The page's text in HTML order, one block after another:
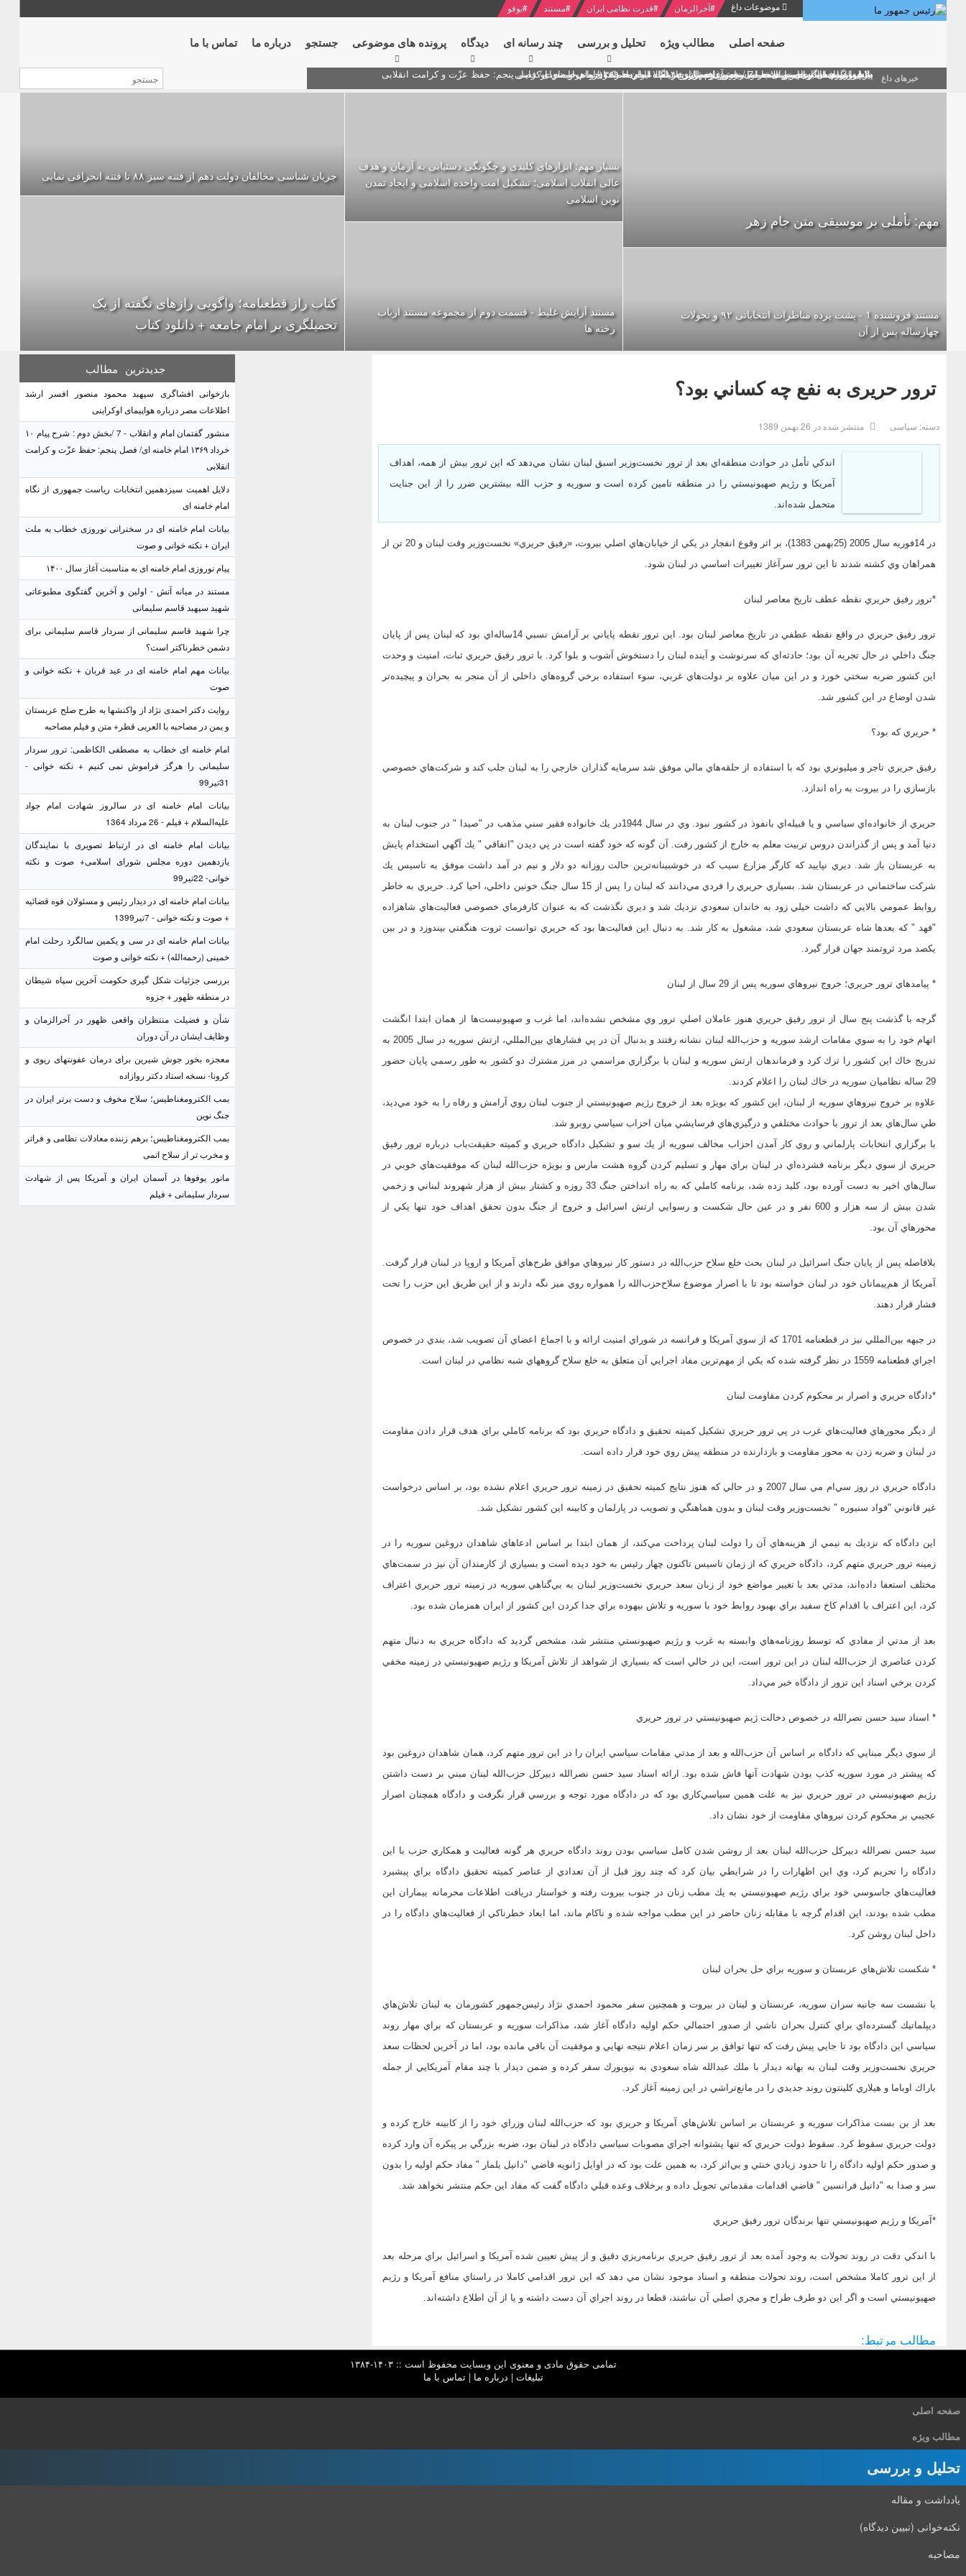
موضوعات داغ #آخرالزمان #قدرت نظامی ایران #مستند #یوفو
صفحه اصلی مطالب ویژه تحلیل و بررسی چند رسانه ای دیدگاه‌ پرونده های موضوعی جستجو درباره ما تماس با ما
خبرهای داغ منشور گفتمان امام و انقلاب - 7 /بخش دوم : شرح پیام ۱۰ خرداد ۱۳۶۹ امام خامنه ای/ فصل پنجم: حفظ عزّت و کرامت انقلابی
بازخوانی افشاگری سپهبد محمود منصور افسر ارشد اطلاعات مصر درباره هواپیمای اوکراینی
دلایل اهمیت سیزدهمین انتخابات ریاست جمهوری از نگاه امام خامنه ای
بیانات امام خامنه ای در سخنرانی نوروزی خطاب به ملت ایران + نکته خوانی و صوت
پیام نوروزی امام خامنه ای به مناسبت آغاز سال ۱۴۰۰
مهم: تأملی بر موسیقی متن جام زهر
مستند فروشنده 1 - پشت پرده مناظرات انتخاباتی ۹۲ و تحولات
چهارساله پس از آن
بسیار مهم: ابزارهای کلیدی و چگونگی دستیابی به آرمان و هدف
عالی انقلاب اسلامی؛ تشکیل امت واحده‌ اسلامی و ایجاد تمدن
نوین اسلامی
مستند آرایش غلیظ - قسمت دوم از مجموعه مستند ارباب
رخنه ها
جریان شناسی مخالفان دولت دهم از فتنه سبز ۸۸ تا فتنه انحرافی نمایی
کتاب راز قطعنامه؛ واگویی رازهای نگفته از یک
تحمیلگری بر امام جامعه + دانلود کتاب
ترور حریری به نفع چه كساني بود؟
دسته: سیاسی منتشر شده در 26 بهمن 1389
اندكي تأمل در حوادث منطقه‌اي بعد از ترور نخست‌وزير اسبق لبنان نشان مي‌دهد كه اين ترور بيش از همه، اهداف
آمريكا و رژيم صهيونيستي را در منطقه تامين كرده است و سوريه و حزب الله بيشترين ضرر را از اين جنايت
متحمل شده‌‌اند.
در 14فوريه سال 2005 (25بهمن 1383)، بر اثر وقوع انفجار در يكي از خيابان‌‏هاي اصلي بيروت، «رفيق حريري» نخست‌وزير وقت لبنان و 20 تن از
همراهان وي كشته شدند تا اين ترور سرآغاز تغييرات اساسي در لبنان شود.
*ترور رفيق حريري نقطه عطف تاريخ معاصر لبنان
ترور رفيق حريري در واقع نقطه عطفي در تاريخ معاصر لبنان بود. اين ترور نقطه پاياني بر آرامش نسبي 14ساله‌اي بود كه لبنان پس از پايان
جنگ داخلي در حال تجربه آن بود؛ حادثه‌اي كه سرنوشت و‌ آينده لبنان را دستخوش آشوب و بلوا كرد. با ترور رفيق حريري ثبات، امنيت و وحدت
اين كشور ضربه سختي خورد و در اين ميان علاوه بر دولت‌هاي غربي، سوء استفاده برخي گروه‌هاي داخلي از آن منجر به بحران و پيچيده‌‌تر
شدن اوضاع در اين كشور شد.
* حريري كه بود؟
رفيق حريري تاجر و ميليونري بود كه با استفاده از حلقه‌هاي مالي موفق شد سرمايه گذاران خارجي را به لبنان جلب كند و شركت‌هاي خصوصي
بازسازي را در بيروت به راه اندازد.
حريري از خانواده‌اي سياسي و يا قبيله‌اي بانفوذ در كشور نبود. وي در سال 1944در يك خانواده فقير سني مذهب در "صيدا " در جنوب لبنان به
دنيا آمد و پس از گذراندن دروس تربيت معلم به خارج از كشور رفت. آن گونه كه خود گفته است در پي ديدن "اتفاقي " يك آگهي استخدام پايش
به عربستان باز شد. ديري نپاييد كه كارگر مزارع سيب كه در خوشبينانه‌ترين حالت روزانه دو دلار و نيم در آمد داشت موفق به تاسيس يك
شركت ساختماني در عربستان شد. بسياري حريري را فردي مي‌دانند كه لبنان را پس از 15 سال جنگ خونين داخلي، احيا كرد. حريري به خاطر
روابط عمومي بالايي كه داشت خيلي زود به خاندان سعودي نزديك شد و ديري نگذشت كه به عنوان كارفرماي خصوصي فعاليت‌هاي شاهزاده
"فهد " كه بعدها شاه عربستان سعودي شد، مشغول به كار شد. به دنبال اين فعاليت‌ها بود كه حريري توانست ثروت هنگفتي بيندوزد و در بين
يكصد مرد ثروتمند جهان قرار گيرد.
* پيامدهاي ترور حريري؛ خروج نيروهاي سوريه پس از 29 سال از لبنان
گرچه با گذشت پنج سال از ترور رفيق حريري هنوز عاملان اصلي ترور وي مشخص نشده‌اند، اما غرب و صهيونيست‌ها از همان ابتدا انگشت
اتهام خود را به سوي مقامات ارشد سوريه و حزب‌الله لبنان نشانه رفتند و بدنبال آن در پي فشارهاي بين‌المللي، ارتش سوريه در سال 2005 به
تدريج خاك اين كشور را ترك كرد و فرماندهان ارتش سوريه و لبنان با برگزاري مراسمي در مرز مشترك دو كشور به طور رسمي پايان حضور
29 ساله نظاميان سوريه در خاك لبنان را اعلام كردند.
علاوه بر خروج نيروهاي سوريه از لبنان، اين كشور كه بويژه بعد از خروج رژيم صهيونيستي از جنوب لبنان روي آرامش و رفاه را به خود مي‌ديد،
طي سال‌هاي بعد از ترور با حوادث مختلفي و درگيري‌هاي فرسايشي ميان احزاب سياسي روبرو شد.
با برگزاري انتخابات پارلماني و روي كار آمدن احزاب مخالف سوريه از يك سو و تشكيل دادگاه حريري و كميته حقيقت‌ياب درباره ترور رفيق
حريري از سوي ديگر برنامه فشرده‌اي در لبنان براي مهار و تسليم كردن گروه هشت مارس و بويژه حزب‌الله لبنان كه موفقيت‌هاي خوبي در
سال‌هاي اخير به دست آورده بود، كليد زده شد، برنامه كاملي كه به راه انداختن جنگ 33 روزه و كشتار بيش از هزار شهروند لبناني و زخمي
شدن بيش از سه هزار و 600 نفر و در عين حال شكست و رسوايي ارتش اسرائيل و خروج از جنگ بدون تحقق اهداف خود تنها يكي از
محورهاي آن بود.
بلافاصله پس از پايان جنگ اسرائيل در لبنان بحث خلع سلاح حزب‌الله در دستور كار نيروهاي موافق طرح‌هاي آمريكا و اروپا در لبنان قرار گرفت.
آمريكا از هم‌پيمانان خود در لبنان خواسته بود تا با اصرار موضوع سلاح‌حزب‌الله را همواره روي ميز نگه دارند و از اين طريق اين حزب را تحت
فشار قرار دهند.
در جبهه بين‌المللي نيز در قطعنامه 1701 كه از سوي آمريكا و فرانسه در شوراي امنيت ارائه و با اجماع اعضاي آن تصويب شد، بندي در خصوص
اجراي قطعنامه 1559 در نظر گرفته شده كه يكي از مهم‌ترين مفاد اجرايي آن متعلق به خلع سلاح گروههاي شبه نظامي در لبنان است.
*دادگاه حريري و اصرار بر محكوم كردن مقاومت لبنان
از ديگر محورهاي فعاليت‌هاي غرب در پي ترور حريري تشكيل كميته تحقيق و دادگاه حريري بود كه برنامه كاملي براي هدف قرار دادن مقاومت
در لبنان و ضربه زدن به محور مقاومت و بازدارنده در منطقه پيش روي خود قرار داده است.
دادگاه حريري در روز سي‌ام مي سال 2007 و در حالي كه هنوز نتايج كميته تحقيق در زمينه ترور حريري اعلام نشده بود، بر اساس درخواست
غير قانوني "فواد سنيوره " نخست‌وزير وقت لبنان و بدون هماهنگي و تصويب در پارلمان و كابينه اين كشور تشكيل شد.
اين دادگاه كه نزديك به نيمي از هزينه‌هاي آن را دولت لبنان پرداخت مي‌كند، از همان ابتدا بر اساس ادعاهاي شاهدان دروغين سوريه را در
زمينه ترور حريري متهم كرد، دادگاه حريري كه از زمان تاسيس تاكنون چهار رئيس به خود ديده است و بسياري از كارمندان آن نيز در سمت‌هاي
مختلف استعفا داده‌اند، مدتي بعد با تغيير مواضع خود از زبان سعد حريري نخست‌وزير لبنان به بي‌گناهي سوريه در زمينه ترور حريري اعتراف
كرد، اين اعتراف با اقدام كاخ سفيد براي بهبود روابط خود با سوريه و تلاش بيهوده براي جدا كردن اين كشور از ايران همزمان شده بود.
بعد از مدتي از مفادي كه توسط روزنامه‌هاي وابسته به غرب و رژيم صهيونستي منتشر شد، مشخص گرديد كه دادگاه حريري به دنبال متهم
كردن عناصري از حزب‌الله لبنان در اين ترور است، اين در حالي است كه بسياري از شواهد از تلاش آمريكا و رژيم صهيونيستي در زمينه مخفي
كردن برخي اسناد اين ترور از دادگاه خبر مي‌داد.
* اسناد سيد حسن نصرالله در خصوص دخالت ژيم صهيونيستي در ترور حريري
از سوي ديگر مبنايي كه دادگاه بر اساس آن حزب‌الله و بعد از مدتي مقامات سياسي ايران را در اين ترور متهم كرد، همان شاهدان دروغين بود
كه پيشتر در مورد سوريه كذب بودن شهادت آنها فاش شده بود. ارائه اسناد سيد حسن نصرالله دبيركل حزب‌الله لبنان مبني بر دست داشتن
رژيم صهيونيستي در ترور حريري نيز به علت همين سياسي‌كاري بود كه در دادگاه مورد توجه و بررسي قرار نگرفت و دادگاه همچنان اصرار
عجيبي بر محكوم كردن نيروهاي مقاومت از خود نشان داد.
سيد حسن نصرالله دبيركل حزب‌الله لبنان بعد از روشن شدن كامل سياسي بودن روند دادگاه حريري هر گونه فعاليت و همكاري حزب با اين
دادگاه را تحريم كرد، وي اين اظهارات را در شرايطي بيان كرد كه چند روز قبل از آن تعدادي از عناصر كميته تحقيق دادگاه براي پيشبرد
فعاليت‌هاي جاسوسي خود براي رژيم صهيونيستي به يك مطب زنان در جنوب بيروت رفته و خواستار دريافت اطلاعات محرمانه بيماران اين
مطب شده بودند، اين اقدام گرچه با مقابله زنان حاضر در اين مطب مواجه شده و ناكام ماند، اما ابعاد خطرناكي از فعاليت‌هاي دادگاه را در
داخل لبنان روشن كرد.
* شكست تلاش‌‌هاي عربستان و سوريه براي حل بحران لبنان
با نشست سه جانبه سران سوريه، عربستان و لبنان در بيروت و همچنين سفر محمود احمدي نژاد رئيس‌جمهور كشورمان به لبنان تلاش‌هاي
ديپلماتيك گسترده‌اي براي كنترل بحران ناشي از صدور احتمالي حكم اوليه دادگاه آغاز شد، مذاكرات سوريه و عربستان كه براي مهار روند
سياسي اين دادگاه بود تا جايي پيش رفت كه تنها توافق بر سر زمان اعلام نتيجه نهايي و موفقيت آن باقي مانده بود، اما در آخرين لحظات سعد
حريري نخست‌وزير وقت لبنان به بهانه ديدار با ملك عبدالله شاه سعودي به نيويورك سفر كرده و ضمن ديدار با چند مقام آمريكايي از جمله
باراك اوباما و هيلاري كلينتون روند جديدي را در مانع‌تراشي در اين زمينه آغاز كرد.
بعد از بن بست مذاكرات سوريه و عربستان بر اساس تلاش‌هاي آمريكا و حريري بود كه حزب‌الله لبنان وزراي خود را از كابينه خارج كرده و
دولت حريري سقوط كرد. سقوط دولت حريري كه تنها پشتوانه اجراي مصوبات سياسي دادگاه در لبنان بود، ضربه بزرگي بر پيكره آن وارد كرده
و صدور حكم اوليه دادگاه را تا حدود زيادي خنثي و بي‌اثر كرد، به همين علت بود كه در اوايل ژانويه قاضي "دانيل بلمار " مفاد حكم اوليه را بدون
سر و صدا به "دانيل فرانسين " قاضي اقدامات مقدماتي تحوبل داده و برخلاف وعده قبلي دادگاه گفت كه مفاد اين حكم منتشر نخواهد شد.
*آمريكا و رژيم صهيونيستي تنها برندگان ترور رفيق حريري
با اندكي دقت در روند تحولات به وجود آمده بعد از ترور رفيق حريري برنامه‌ريزي دقيق و از پيش تعيين شده آمريكا و اسرائيل براي مرحله بعد
از اين ترور كاملا مشخص است، روند تحولات منطقه و اسناد موجود نشان مي دهد كه اين ترور اقدامي كاملا در راستاي منافع آمريكا و رژيم
صهيونيستي است و اگر اين دو طرف طراح و مجري اصلي آن نباشند، قطعا در روند اجراي آن دست داشته و يا از آن اطلاع داشته‌‌اند.
مطالب مرتبط:
جدیدترین مطالب
بازخوانی افشاگری سپهبد محمود منصور افسر ارشد
اطلاعات مصر درباره هواپیمای اوکراینی
منشور گفتمان امام و انقلاب - 7 /بخش دوم : شرح پیام ۱۰
خرداد ۱۳۶۹ امام خامنه ای/ فصل پنجم: حفظ عزّت و کرامت
انقلابی
دلایل اهمیت سیزدهمین انتخابات ریاست جمهوری از نگاه
امام خامنه ای
بیانات امام خامنه ای در سخنرانی نوروزی خطاب به ملت
ایران + نکته خوانی و صوت
پیام نوروزی امام خامنه ای به مناسبت آغاز سال ۱۴۰۰
مستند در میانه آتش - اولین و آخرین گفتگوی مطبوعاتی
شهید سپهبد قاسم سلیمانی
چرا شهید قاسم سلیمانی از سردار قاسم سلیمانی برای
دشمن خطرناکتر است؟
بیانات مهم امام خامنه ای در عید قربان + نکته خوانی و
صوت
روایت دکتر احمدی نژاد از واکنشها به طرح صلح عربستان
و یمن در مصاحبه با العربی قطر+ متن و فیلم مصاحبه
امام خامنه ای خطاب به مصطفی الکاظمی: ترور سردار
سلیمانی را هرگز فراموش نمی کنیم + نکته خوانی -
31تیر99
بیانات امام خامنه ای در سالروز شهادت امام جواد
علیه‌السلام + فیلم - 26 مرداد 1364
بیانات امام خامنه ای در ارتباط تصویری با نمایندگان
یازدهمین دوره مجلس شورای اسلامی+ صوت و نکته
خوانی- 22تیر99
بیانات امام خامنه ای در دیدار رئیس و مسئولان قوه قضائیه
+ صوت و نکته خوانی - 7تیر1399
بیانات امام خامنه ای در سی و یکمین سالگرد رحلت امام
خمینی (رحمه‌الله) + نکته خوانی و صوت
بررسی جزئیات شکل گیری حکومت آخرین سپاه شیطان
در منطقه ظهور + جزوه
شأن و فضیلت منتظران واقعی ظهور در آخرالزمان و
وظایف ایشان در آن دوران
معجزه بخور جوش شیرین برای درمان عفونتهای ریوی و
کرونا- نسخه استاد دکتر روازاده
بمب الکترومغناطیس؛ سلاح مخوف و دست برتر ایران در
جنگ نوین
بمب الکترومغناطیس؛ برهم زننده معادلات نظامی و فراتر
و مخرب تر از سلاح اتمی
مانور یوفوها در آسمان ایران و آمریکا پس از شهادت
سردار سلیمانی + فیلم
تمامی حقوق مادی و معنوی این وبسایت محفوظ است :: ۱۴۰۳-۱۳۸۴
تبلیغات | درباره ما |تماس با ما
صفحه اصلی
مطالب ویژه
تحلیل و بررسی
یادداشت و مقاله
نکته‌خوانی (تبیین دیدگاه)
مصاحبه